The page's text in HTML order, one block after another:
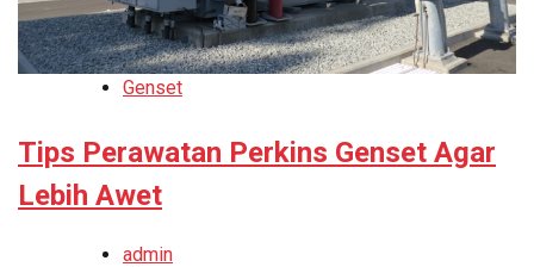
Genset
Tips Perawatan Perkins Genset Agar
Lebih Awet
admin